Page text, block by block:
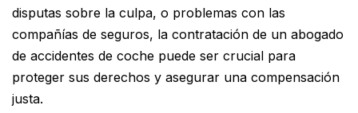
disputas sobre la culpa, o problemas con las
compañías de seguros, la contratación de un abogado
de accidentes de coche puede ser crucial para
proteger sus derechos y asegurar una compensación
justa.